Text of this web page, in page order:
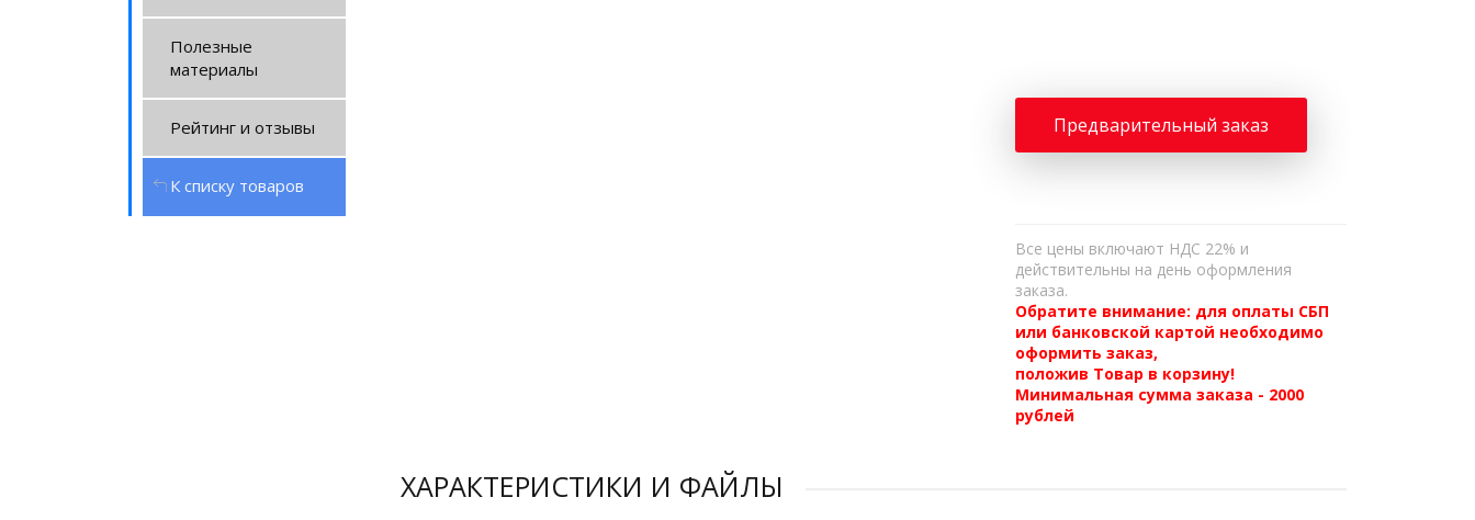
Полезные
материалы
Рейтинг и отзывы
К списку товаров
Предварительный заказ
Все цены включают НДС 22% и
действительны на день оформления
заказа.
Обратите внимание: для оплаты СБП
или банковской картой необходимо
оформить заказ,
положив Товар в корзину!
Минимальная сумма заказа - 2000
рублей
ХАРАКТЕРИСТИКИ И ФАЙЛЫ